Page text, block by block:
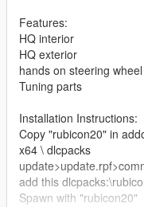
Features:
HQ interior
HQ exterior
hands on steering wheel
Tuning parts
Installation Instructions:
Copy "rubicon20" in
x64 \ dlcpacks
add this
Spawn with "rubicon20"